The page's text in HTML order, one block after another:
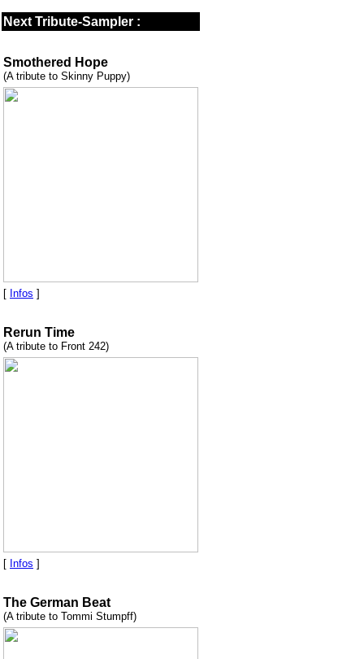
Next Tribute-Sampler :
Smothered Hope
(A tribute to Skinny Puppy)
[ Infos ]
Rerun Time
(A tribute to Front 242)
[ Infos ]
The German Beat
(A tribute to Tommi Stumpff)